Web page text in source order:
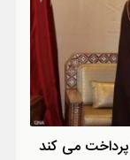
می کند